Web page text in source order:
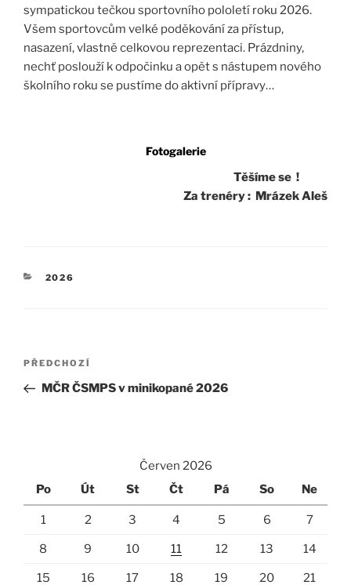
sympatickou tečkou sportovního pololetí roku 2026.
Všem sportovcům velké poděkování za přístup,
nasazení, vlastně celkovou reprezentaci. Prázdniny,
nechť poslouží k odpočinku a opět s nástupem nového
školního roku se pustíme do aktivní přípravy…
Fotogalerie
Těšíme se !
Za trenéry : Mrázek Aleš
RUBRIKY
2026
Navigace
příspěvek
Předchozí
příspěvek
PŘEDCHOZÍ
MČR ČSMPS v minikopané 2026
Červen 2026
Po
Út St Čt Pá So Ne
1 2 3 4 5 6 7
8 9 10 11 12 13 14
15 16 17 18 19 20 21